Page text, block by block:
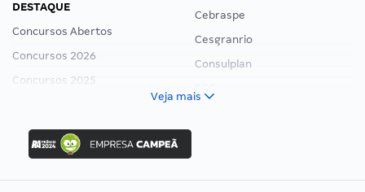
DESTAQUE
Concursos Abertos
Concursos 2026
Concursos 2025
Concurso Ibama
Concurso MPU
Editais publicados
Cebraspe
Cesgranrio
Consulplan
Veja mais